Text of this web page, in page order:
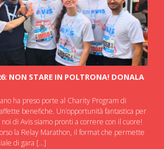
STARE IN POLTRONA! DONALA
ha preso porte al Charity Program di
benefiche. Un’opportunità fantastica per
di Avis siamo pronti a correre con il cuore!
la Relay Marathon, il format che permette
di gara […]